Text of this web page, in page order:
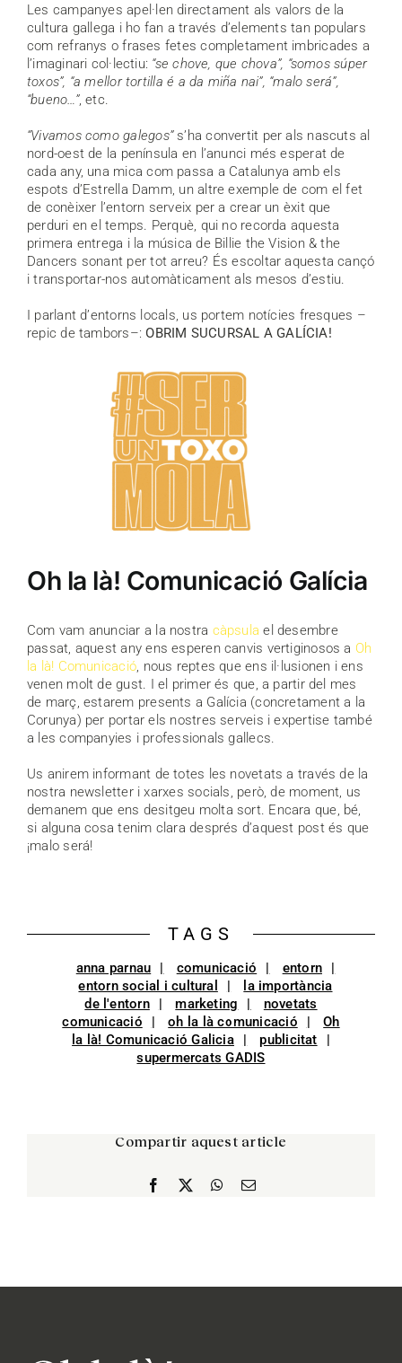
Les campanyes apel·len directament als valors de la
cultura gallega i ho fan a través d’elements tan populars
com refranys o frases fetes completament imbricades a
l’imaginari col·lectiu: “se chove, que chova”, “somos súper
toxos”, “a mellor tortilla é a da miña nai”, “malo será”,
“bueno…”, etc.
“Vivamos como galegos”s’ha convertit per als nascuts al
nord-oest de la península en l’anunci més esperat de
cada any, una mica com passa a Catalunya amb els
espots d’Estrella Damm, un altre exemple de com el fet
de conèixer l’entorn serveix per a crear un èxit que
perduri en el temps. Perquè, qui no recorda aquesta
primera entrega i la música de Billie the Vision & the
Dancers sonant per tot arreu? És escoltar aquesta cançó
i transportar-nos automàticament als mesos d’estiu.
I parlant d’entorns locals, us portem notícies fresques –
repic de tambors–:OBRIM SUCURSAL A GALÍCIA!
Oh la là! Comunicació Galícia
Com vam anunciar a la nostra càpsula el desembre
passat, aquest any ens esperen canvis vertiginosos a Oh
la là! Comunicació, nous reptes que ens il·lusionen i ens
venen molt de gust. I el primer és que, a partir del mes
de març, estarem presents a Galícia (concretament a la
Corunya) per portar els nostres serveis i expertise també
a les companyies i professionals gallecs.
Us anirem informant de totes les novetats a través de la
nostra newsletter i xarxes socials, però, de moment, us
demanem que ens desitgeu molta sort. Encara que, bé,
si alguna cosa tenim clara després d’aquest post és que
¡malo será!
TAGS
anna parnau comunicació
entorn
entorn social i cultural
la importància
de l'entorn
marketing
novetats
comunicació
oh la là comunicació
Oh
la là! Comunicació Galicia
publicitat
supermercats GADIS
Compartir aquest article
Facebook WhatsApp
Email: